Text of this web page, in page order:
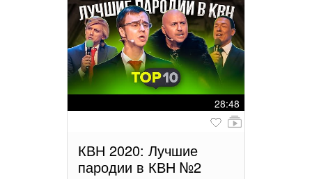
28:48
КВН 2020: Лучшие
пародии в КВН №2